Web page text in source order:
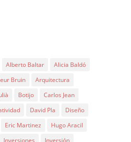
Alberto Baltar
Alicia Baldó
Bruin
Arquitectura
Botijo
Carlos Jean
David Pla
Diseño
Eric Martinez
Hugo Aracil
Inversiones
Inversión